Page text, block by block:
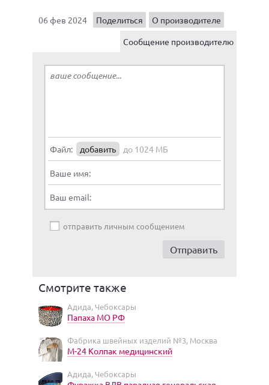
06 фев 2024 Поделиться
О производителе
Сообщение производителю
Файл: добавить до 1024 МБ
Ваше имя:
Ваш email:
отправить личным сообщением
Смотрите также
Адида, Чебоксары
Папаха МО РФ
Фабрика швейных изделий №3, Москва
М-24 Колпак медицинский
Адида, Чебоксары